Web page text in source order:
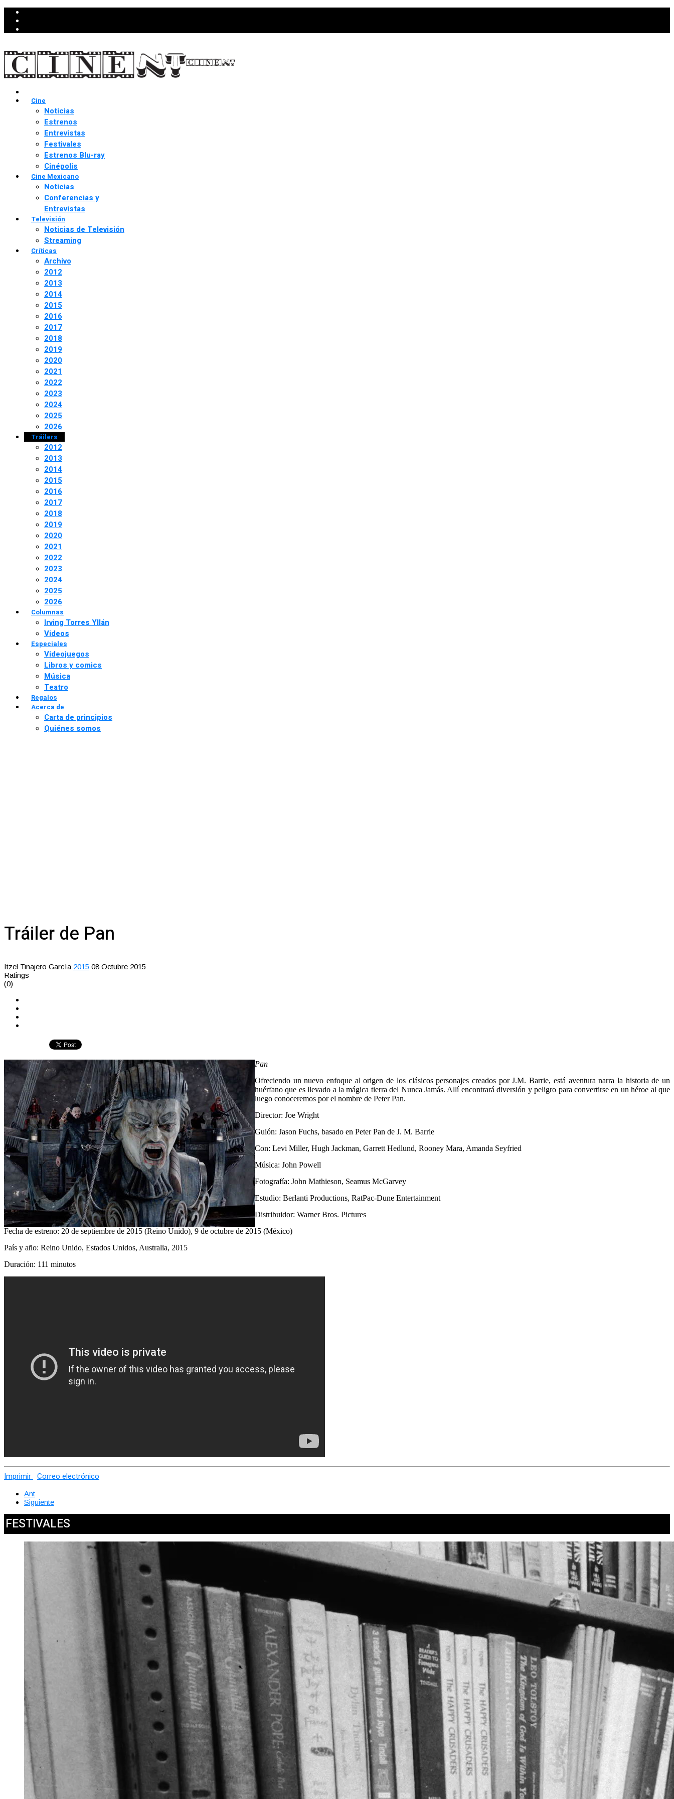
Cine
Noticias
Estrenos
Entrevistas
Festivales
Estrenos Blu-ray
Cinépolis
Cine Mexicano
Noticias
Conferencias y
Entrevistas
Televisión
Noticias de Televisión
Streaming
Críticas
Archivo
2012
2013
2014
2015
2016
2017
2018
2019
2020
2021
2022
2023
2024
2025
2026
Tráilers
2012
2013
2014
2015
2016
2017
2018
2019
2020
2021
2022
2023
2024
2025
2026
Columnas
Irving Torres Yllán
Videos
Especiales
Videojuegos
Libros y comics
Música
Teatro
Regalos
Acerca de
Carta de principios
Quiénes somos
Tráiler de Pan
Itzel Tinajero García 2015 08 Octubre 2015
Ratings
(0)
Pan
Ofreciendo un nuevo enfoque al origen de los clásicos personajes creados por J.M. Barrie, está aventura narra la historia de un
huérfano que es llevado a la mágica tierra del Nunca Jamás. Allí encontrará diversión y peligro para convertirse en un héroe al que
luego conoceremos por el nombre de Peter Pan.
Director: Joe Wright
Guión: Jason Fuchs, basado en Peter Pan de J. M. Barrie
Con: Levi Miller, Hugh Jackman, Garrett Hedlund, Rooney Mara, Amanda Seyfried
Música: John Powell
Fotografía: John Mathieson, Seamus McGarvey
Estudio: Berlanti Productions, RatPac-Dune Entertainment
Distribuidor: Warner Bros. Pictures
Fecha de estreno: 20 de septiembre de 2015 (Reino Unido), 9 de octubre de 2015 (México)
País y año: Reino Unido, Estados Unidos, Australia, 2015
Duración: 111 minutos
Imprimir Correo electrónico
Ant
Siguiente
FESTIVALES